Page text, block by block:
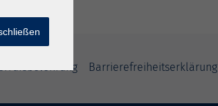
Barrierefreiheitserklärung